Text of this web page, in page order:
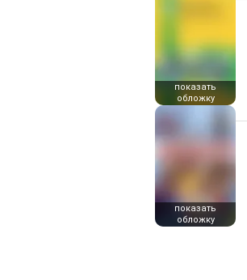
показать
обложку
показать
обложку